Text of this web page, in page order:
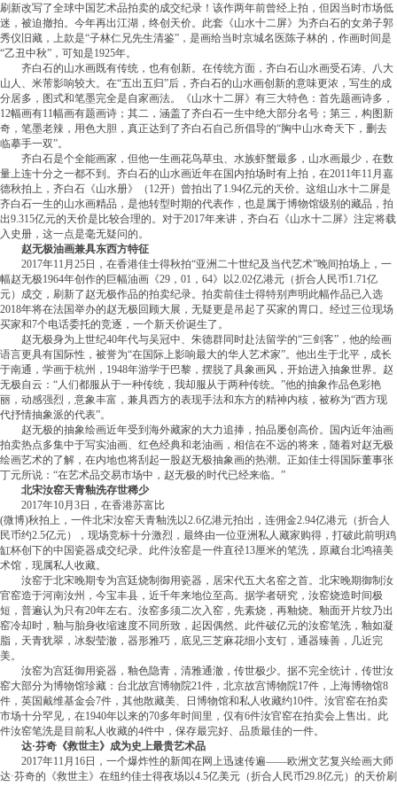
刷新改写了全球中国艺术品拍卖的成交纪录！该作两年前曾经上拍，但因当时市场低
迷，被迫撤拍。今年再出江湖，终创天价。此套《山水十二屏》为齐白石的女弟子郭
秀仪旧藏，上款是“子林仁兄先生清鉴”，是画给当时京城名医陈子林的，作画时间是
“乙丑中秋”，可知是1925年。
齐白石的山水画既有传统，也有创新。在传统方面，齐白石山水画受石涛、八大
山人、米芾影响较大。在“五出五归”后，齐白石的山水画创新的意味更浓，写生的成
分居多，图式和笔墨完全是自家画法。《山水十二屏》有三大特色：首先题画诗多，
12幅画有11幅画有题画诗；其二，涵盖了齐白石一生中绝大部分名号；第三，构图新
奇，笔墨老辣，用色大胆，真正达到了齐白石自己所倡导的“胸中山水奇天下，删去
临摹手一双”。
齐白石是个全能画家，但他一生画花鸟草虫、水族虾蟹最多，山水画最少，在数
量上连十分之一都不到。齐白石的山水画近年在国内拍场时有上拍，在2011年11月嘉
德秋拍上，齐白石《山水册》（12开）曾拍出了1.94亿元的天价。这组山水十二屏是
齐白石一生的山水画精品，是他转型时期的代表作，也是属于博物馆级别的藏品，拍
出9.315亿元的天价是比较合理的。对于2017年来讲，齐白石《山水十二屏》注定将载
入史册，这一点是毫无疑问的。
赵无极油画兼具东西方特征
2017年11月25日，在香港佳士得秋拍“亚洲二十世纪及当代艺术”晚间拍场上，一
幅赵无极1964年创作的巨幅油画《29，01，64》以2.02亿港元（折合人民币1.71亿
元）成交，刷新了赵无极作品的拍卖纪录。拍卖前佳士得特别声明此幅作品已入选
2018年将在法国举办的赵无极回顾大展，无疑更是吊起了买家的胃口。经过三位现场
买家和7个电话委托的竞逐，一个新天价诞生了。
赵无极身为上世纪40年代与吴冠中、朱德群同时赴法留学的“三剑客”，他的绘画
语言更具有国际性，被誉为“在国际上影响最大的华人艺术家”。他出生于北平，成长
于南通，学画于杭州，1948年游学于巴黎，摆脱了具象画风，开始进入抽象世界。赵
无极自云：“人们都服从于一种传统，我却服从于两种传统。”他的抽象作品色彩艳
丽，动感强烈，意象丰富，兼具西方的表现手法和东方的精神内核，被称为“西方现
代抒情抽象派的代表”。
赵无极的抽象绘画近年受到海外藏家的大力追捧，拍品屡创高价。国内近年油画
拍卖热点多集中于写实油画、红色经典和老油画，相信在不远的将来，随着对赵无极
绘画艺术的了解，在内地也将刮起一股赵无极抽象画的热潮。正如佳士得国际董事张
丁元所说：“在艺术品交易市场中，赵无极的时代已经来临。”
北宋汝窑天青釉洗存世稀少
2017年10月3日，在香港苏富比
(微博)秋拍上，一件北宋汝窑天青釉洗以2.6亿港元拍出，连佣金2.94亿港元（折合人
民币约2.5亿元），现场竞标十分激烈，最终由一位亚洲私人藏家购得，打破此前明鸡
缸杯创下的中国瓷器成交纪录。此件汝窑是一件直径13厘米的笔洗，原藏台北鸿禧美
术馆，现属私人收藏。
汝窑于北宋晚期专为宫廷烧制御用瓷器，居宋代五大名窑之首。北宋晚期御制汝
官窑造于河南汝州，今宝丰县，近千年来地位至高。据学者研究，汝窑烧造时间极
短，普遍认为只有20年左右。汝窑多须二次入窑，先素烧，再釉烧。釉面开片纹乃出
窑冷却时，釉与胎身收缩速度不同所致，起因偶然。此件破亿元的汝窑笔洗，釉如凝
脂，天青犹翠，冰裂莹澈，器形雅巧，底见三芝麻花细小支钉，通器臻善，几近完
美。
汝窑为宫廷御用瓷器，釉色隐青，清雅通澈，传世极少。据不完全统计，传世汝
窑大部分为博物馆珍藏：台北故宫博物院21件，北京故宫博物院17件，上海博物馆8
件，英国戴维基金会7件，其他散藏美、日博物馆和私人收藏约10件。汝官窑在拍卖
市场十分罕见，在1940年以来的70多年时间里，仅有6件汝官窑在拍卖会上售出。此
件汝窑笔洗是目前私人收藏的4件中，保存最完好、品质最佳的一件。
达·芬奇《救世主》成为史上最贵艺术品
2017年11月16日，一个爆炸性的新闻在网上迅速传遍——欧洲文艺复兴绘画大师
达·芬奇的《救世主》在纽约佳士得夜场以4.5亿美元（折合人民币29.8亿元）的天价刷